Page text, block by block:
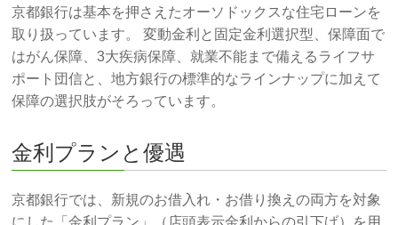
京都銀行は基本を押さえたオーソドックスな住宅ローンを
取り扱っています。 変動金利と固定金利選択型、保障面で
はがん保障、3大疾病保障、就業不能まで備えるライフサ
ポート団信と、地方銀行の標準的なラインナップに加えて
保障の選択肢がそろっています。
金利プランと優遇
京都銀行では、新規のお借入れ・お借り換えの両方を対象
にした「金利プラン」（店頭表示金利からの引下げ）を用